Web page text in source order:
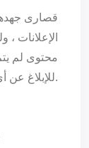
الإعلانات
محتوى لم
للإبلاغ عن أي محتوى غير مرغوب فيه يلاحظونه.